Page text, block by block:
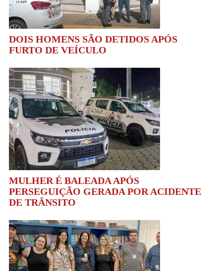
DOIS HOMENS SÃO DETIDOS APÓS
FURTO DE VEÍCULO
MULHER É BALEADA APÓS
PERSEGUIÇÃO GERADA POR ACIDENTE
DE TRÂNSITO